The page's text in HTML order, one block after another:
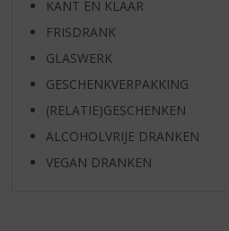
KANT EN KLAAR
FRISDRANK
GLASWERK
GESCHENKVERPAKKING
(RELATIE)GESCHENKEN
ALCOHOLVRIJE DRANKEN
VEGAN DRANKEN